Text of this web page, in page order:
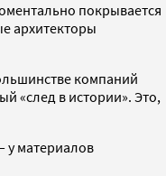
покрывается
архитекторы
компаний
«след в истории». Это,
у материалов